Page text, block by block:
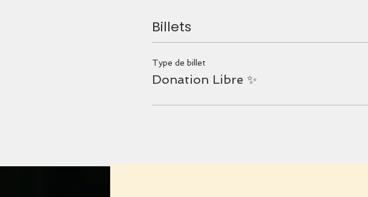
Billets
Type de billet
Donation Libre ✨